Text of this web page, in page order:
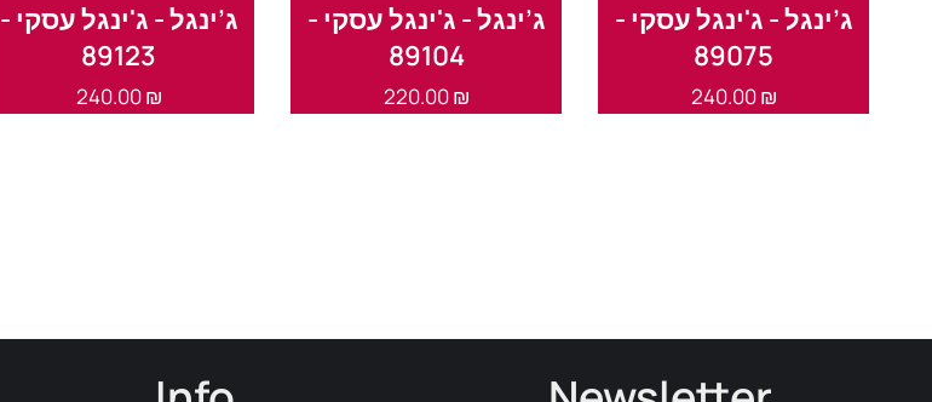
ג’ינגל - ג'ינגל עסקי -
89123
240.00₪
ג’ינגל - ג'ינגל עסקי -
89104
220.00₪
ג’ינגל - ג'ינגל עסקי -
89075
240.00₪